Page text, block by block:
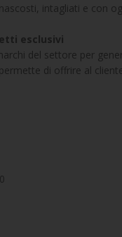
intagliati e con
esclusivi
del settore per
di offrire al